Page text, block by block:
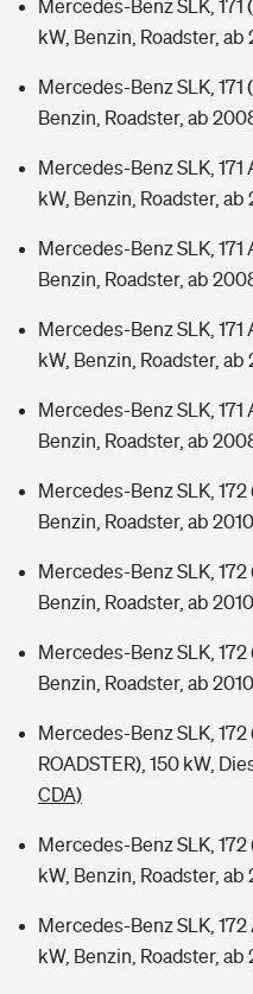
Mercedes-Benz SLK, 171
kW, Benzin, Roadster, ab
Mercedes-Benz SLK, 171
Benzin, Roadster, ab
Mercedes-Benz SLK, 171
kW, Benzin, Roadster, ab
Mercedes-Benz SLK, 171
Benzin, Roadster, ab
Mercedes-Benz SLK, 171
kW, Benzin, Roadster, ab
Mercedes-Benz SLK, 171
Benzin, Roadster, ab
Mercedes-Benz SLK, 172
Benzin, Roadster, ab 2010
Mercedes-Benz SLK, 172
Benzin, Roadster, ab 2010
Mercedes-Benz SLK, 172
Benzin, Roadster, ab 2010
Mercedes-Benz SLK, 172
ROADSTER), 150 kW,
CDA)
Mercedes-Benz SLK, 172
kW, Benzin, Roadster, ab
Mercedes-Benz SLK, 172
kW, Benzin, Roadster, ab